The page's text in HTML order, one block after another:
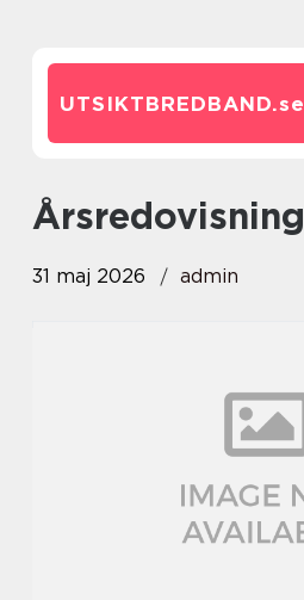
UTSIKTBREDBAND.se
årsredovisning
31 maj 2026 admin